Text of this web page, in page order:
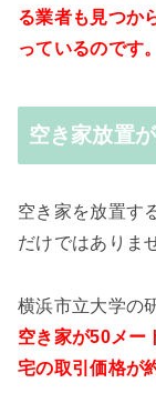
る業者も見つか
っているのです。
空き家放置
空き家を放置す
だけではありま
横浜市立大学の
空き家が50メー
宅の取引価格が